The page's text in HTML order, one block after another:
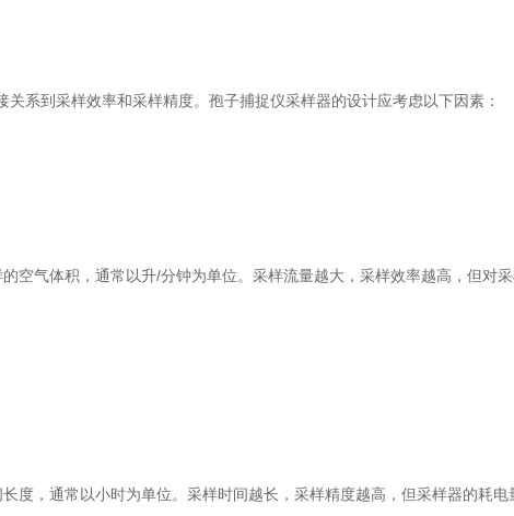
系到采样效率和采样精度。孢子捕捉仪采样器的设计应考虑以下因素：
体积，通常以升/分钟为单位。采样流量越大，采样效率越高，但对
，通常以小时为单位。采样时间越长，采样精度越高，但采样器的耗